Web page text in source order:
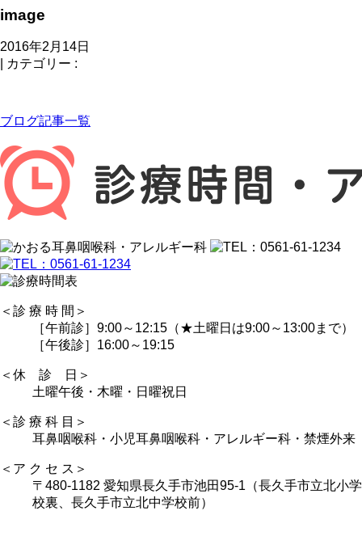
image
2016年2月14日
カテゴリー :
ブログ記事一覧
＜診 療 時 間＞
［午前診］9:00～12:15（★土曜日は9:00～13:00まで）
［午後診］16:00～19:15
＜休 診 日＞
土曜午後・木曜・日曜祝日
＜診 療 科 目＞
耳鼻咽喉科・小児耳鼻咽喉科・アレルギー科・禁煙外来
＜ア ク セ ス＞
〒480-1182 愛知県長久手市池田95-1（長久手市立北小学
校裏、長久手市立北中学校前）